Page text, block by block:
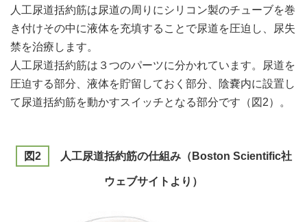
人工尿道括約筋は尿道の周りにシリコン製のチューブを巻
き付けその中に液体を充填することで尿道を圧迫し、尿失
禁を治療します。
人工尿道括約筋は３つのパーツに分かれています。尿道を
圧迫する部分、液体を貯留しておく部分、陰嚢内に設置し
て尿道括約筋を動かすスイッチとなる部分です（図2）。
図2 人工尿道括約筋の仕組み（Boston Scientific社
ウェブサイトより）